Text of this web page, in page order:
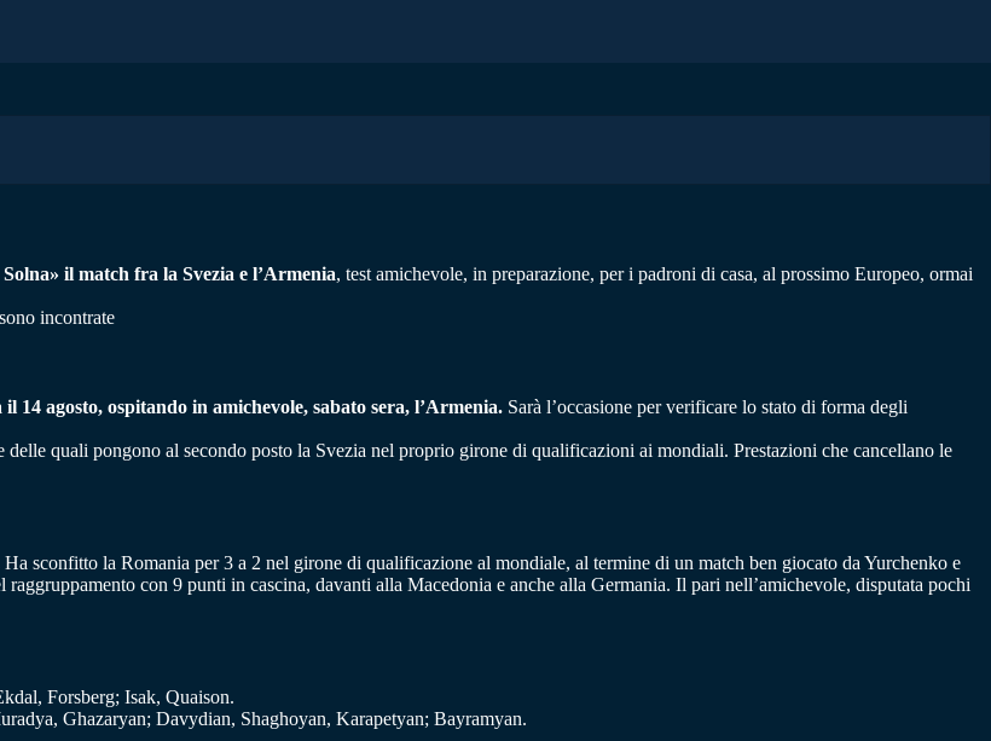
il match fra la Svezia e l’Armenia, test amichevole, in preparazione, per i padroni di casa, al prossimo Europeo, ormai
incontrate
agosto, ospitando in amichevole, sabato sera, l’Armenia. Sarà l’occasione per verificare lo stato di forma degli
quali pongono al secondo posto la Svezia nel proprio girone di qualificazioni ai mondiali. Prestazioni che cancellano le
Ha sconfitto la Romania per 3 a 2 nel girone di qualificazione al mondiale, al termine di un match ben giocato da Yurchenko e
con 9 punti in cascina, davanti alla Macedonia e anche alla Germania. Il pari nell’amichevole, disputata pochi
Forsberg; Isak, Quaison.
Ghazaryan; Davydian, Shaghoyan, Karapetyan; Bayramyan.